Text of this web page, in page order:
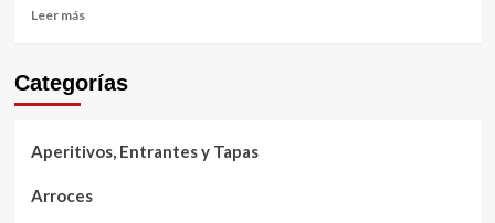
Leer másLeer
PRESENTACIÓN
Categorías
Aperitivos, Entrantes y Tapas
Arroces